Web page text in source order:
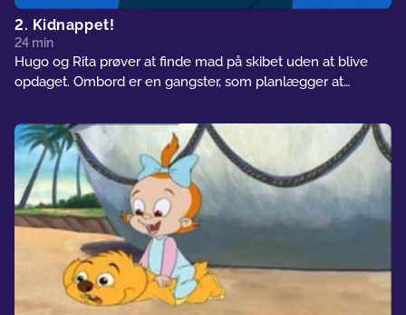
2. Kidnappet!
24 min
Hugo og Rita prøver at finde mad på skibet uden at blive
opdaget. Ombord er en gangster, som planlægger at
løsesum. Vores venner får tilfældigt forpurret kidnappernes
plan, inden de selv ender sammen med Krøsus-babyen i en
redningsbåd, der driver til havs!